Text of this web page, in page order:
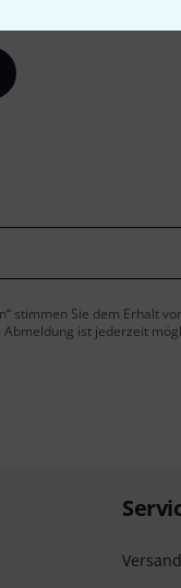
stimmen Sie dem Erhalt
ist jederzeit